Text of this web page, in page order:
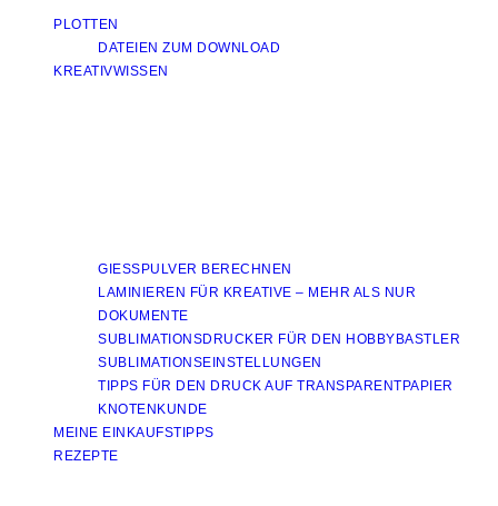
PLOTTEN
DATEIEN ZUM DOWNLOAD
KREATIVWISSEN
GIESSPULVER BERECHNEN
LAMINIEREN FÜR KREATIVE – MEHR ALS NUR
DOKUMENTE
SUBLIMATIONSDRUCKER FÜR DEN HOBBYBASTLER
SUBLIMATIONSEINSTELLUNGEN
TIPPS FÜR DEN DRUCK AUF TRANSPARENTPAPIER
KNOTENKUNDE
MEINE EINKAUFSTIPPS
REZEPTE